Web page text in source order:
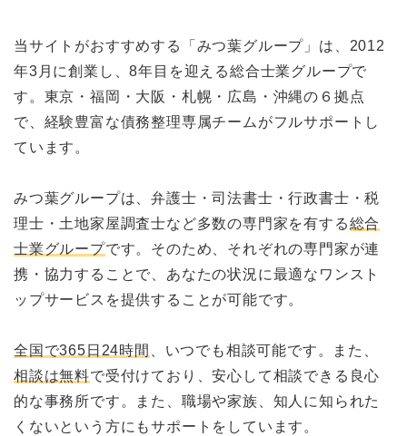
当サイトがおすすめする「みつ葉グループ」は、2012
年3月に創業し、8年目を迎える総合士業グループで
す。東京・福岡・大阪・札幌・広島・沖縄の６拠点
で、経験豊富な債務整理専属チームがフルサポートし
ています。
みつ葉グループは、弁護士・司法書士・行政書士・税
理士・土地家屋調査士など多数の専門家を有する総合
士業グループです。そのため、それぞれの専門家が連
携・協力することで、あなたの状況に最適なワンスト
ップサービスを提供することが可能です。
全国で365日24時間
、いつでも相談可能です。また、
相談は無料で受付けており、安心して相談できる良心
的な事務所です。また、職場や家族、知人に知られた
くないという方にもサポートをしています。